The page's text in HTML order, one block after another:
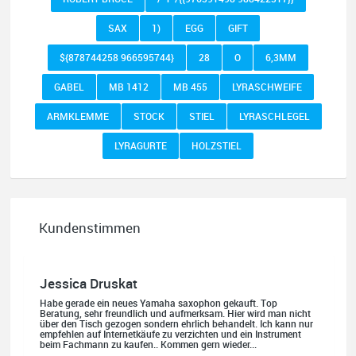
SAX 1) EGG GIFT
${878744258 966595744} 28 O 6,3MM
GABEL MB 1412 MB 455 LYRASCHWEIFE
ARMKLEMME STOCK STIEL LYRASCHLEGEL
LYRAGURTE HOLZSTIEL
Kundenstimmen
Habe gerade ein neues Yamaha saxophon gekauft. Top
Beratung, sehr freundlich und aufmerksam. Hier wird man nicht
über den Tisch gezogen sondern ehrlich behandelt. Ich kann nur
empfehlen auf Internetkäufe zu verzichten und ein Instrument
beim Fachmann zu kaufen.. Kommen gern wieder...